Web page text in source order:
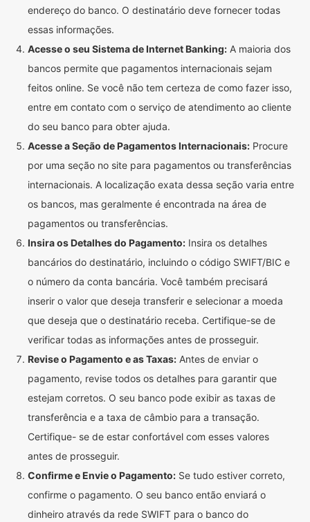
endereço do banco. O destinatário deve fornecer todas
essas informações.
Acesse o seu Sistema de Internet Banking: A maioria dos
bancos permite que pagamentos internacionais sejam
feitos online. Se você não tem certeza de como fazer isso,
entre em contato com o serviço de atendimento ao cliente
do seu banco para obter ajuda.
Acesse a Seção de Pagamentos Internacionais: Procure
por uma seção no site para pagamentos ou transferências
internacionais. A localização exata dessa seção varia entre
os bancos, mas geralmente é encontrada na área de
pagamentos ou transferências.
Insira os Detalhes do Pagamento: Insira os detalhes
bancários do destinatário, incluindo o código SWIFT/BIC e
o número da conta bancária. Você também precisará
inserir o valor que deseja transferir e selecionar a moeda
que deseja que o destinatário receba. Certifique-se de
verificar todas as informações antes de prosseguir.
Revise o Pagamento e as Taxas: Antes de enviar o
pagamento, revise todos os detalhes para garantir que
estejam corretos. O seu banco pode exibir as taxas de
transferência e a taxa de câmbio para a transação.
Certifique- se de estar confortável com esses valores
antes de prosseguir.
Confirme e Envie o Pagamento: Se tudo estiver correto,
confirme o pagamento. O seu banco então enviará o
dinheiro através da rede SWIFT para o banco do